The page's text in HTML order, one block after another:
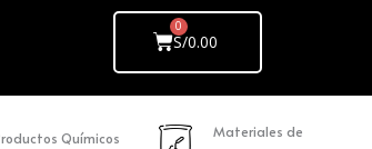
S/0.00
Cart
Químicos
Materiales de